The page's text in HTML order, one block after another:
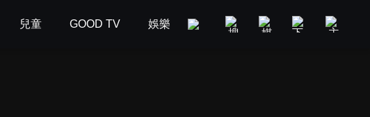
兒童 GOOD TV 娛樂 美食旅遊 新聞政論